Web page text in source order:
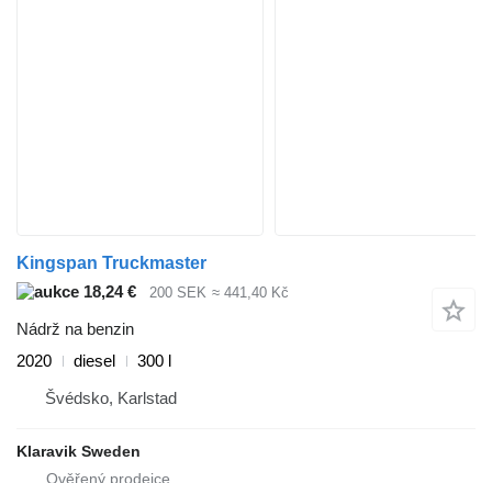
Kingspan Truckmaster
18,24 €
200 SEK ≈ 441,40 Kč
Nádrž na benzin
2020
diesel
300 l
Švédsko, Karlstad
Klaravik Sweden